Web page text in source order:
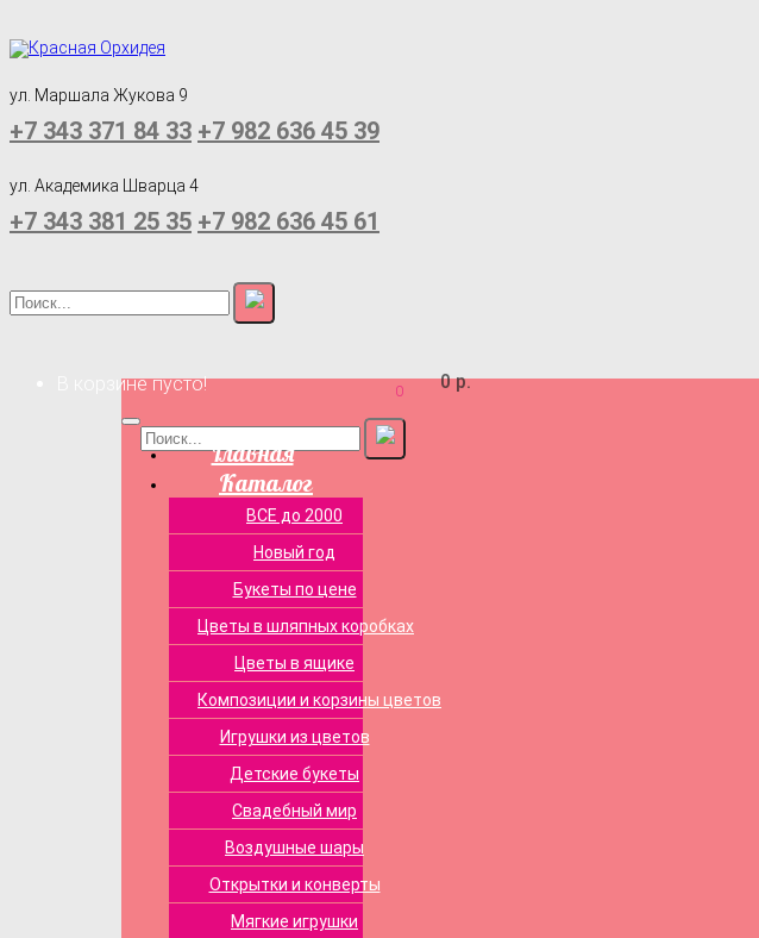
ул. Маршала Жукова 9
+7 343 371 84 33 +7 982 636 45 39
ул. Академика Шварца 4
+7 343 381 25 35 +7 982 636 45 61
0 0 р.
В корзине пусто!
Главная
Каталог
ВСЕ до 2000
Новый год
Букеты по цене
Цветы в шляпных коробках
Цветы в ящике
Композиции и корзины цветов
Игрушки из цветов
Детские букеты
Свадебный мир
Воздушные шары
Открытки и конверты
Мягкие игрушки